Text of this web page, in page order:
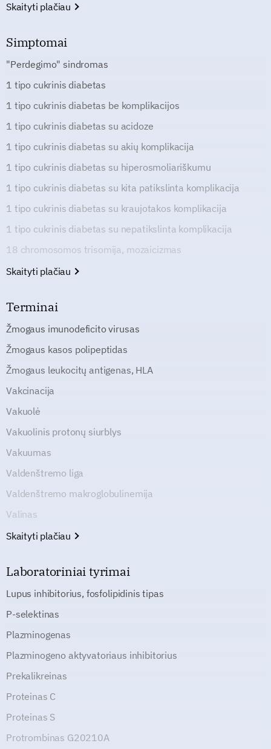
Skaityti plačiau
Simptomai
"Perdegimo" sindromas
1 tipo cukrinis diabetas
1 tipo cukrinis diabetas be komplikacijos
1 tipo cukrinis diabetas su acidoze
1 tipo cukrinis diabetas su akių komplikacija
1 tipo cukrinis diabetas su hiperosmoliariškumu
1 tipo cukrinis diabetas su kita patikslinta komplikacija
1 tipo cukrinis diabetas su kraujotakos komplikacija
1 tipo cukrinis diabetas su nepatikslinta komplikacija
18 chromosomos trisomija, mozaicizmas
Skaityti plačiau
Terminai
Žmogaus imunodeficito virusas
Žmogaus kasos polipeptidas
Žmogaus leukocitų antigenas, HLA
Vakcinacija
Vakuolė
Vakuolinis protonų siurblys
Vakuumas
Valdenštremo liga
Valdenštremo makroglobulinemija
Valinas
Skaityti plačiau
Laboratoriniai tyrimai
Lupus inhibitorius, fosfolipidinis tipas
P-selektinas
Plazminogenas
Plazminogeno aktyvatoriaus inhibitorius
Prekalikreinas
Proteinas C
Proteinas S
Protrombinas G20210A